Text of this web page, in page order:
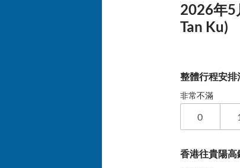
2026年5
Tan Ku)
整體行程安排
非常不滿
0
香港往貴陽